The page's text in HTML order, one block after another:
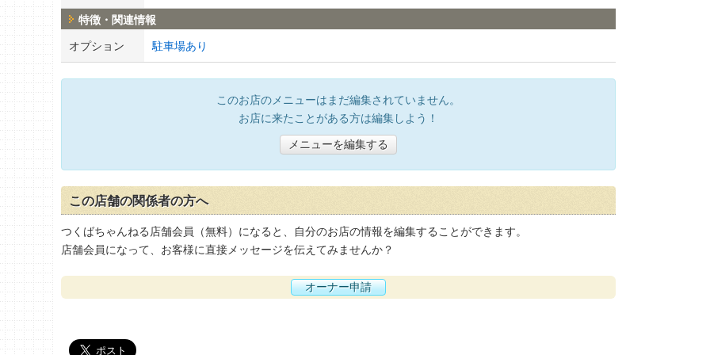
特徴・関連情報
オプション 駐車場あり
このお店のメニューはまだ編集されていません。
お店に来たことがある方は編集しよう！
メニューを編集する
この店舗の関係者の方へ
つくばちゃんねる店舗会員（無料）になると、自分のお店の情報を編集することができます。
店舗会員になって、お客様に直接メッセージを伝えてみませんか？
オーナー申請